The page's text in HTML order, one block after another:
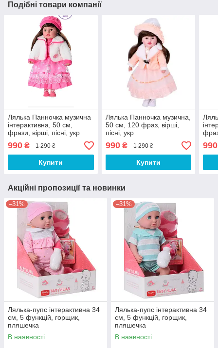
Подібні товари компанії
Лялька Панночка музична
інтерактивна, 50 см,
фрази, вірші, пісні, укр
990 ₴ 1 290 ₴
Купити
Лялька Панночка музична,
50 см, 120 фраз, вірші,
пісні, укр
990₴ 1 290 ₴
Купити
990
Акційні пропозиції та новинки
–31%
Лялька-пупс інтерактивна 34
см, 5 функцій, горщик,
пляшечка
В наявності
–31%
Лялька-пупс інтерактивна 34
см, 5 функцій, горщик,
пляшечка
В наявності